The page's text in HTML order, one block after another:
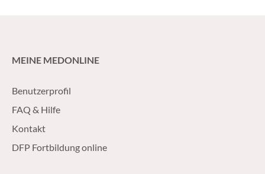
MEINE MEDONLINE
Benutzerprofil
FAQ & Hilfe
Kontakt
DFP Fortbildung online